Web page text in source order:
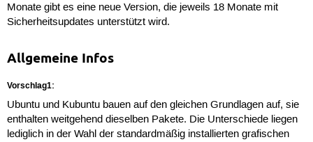
Monate gibt es eine neue Version, die jeweils 18 Monate mit
Sicherheitsupdates unterstützt wird.
Allgemeine Infos
Vorschlag1:
Ubuntu und Kubuntu bauen auf den gleichen Grundlagen auf, sie
enthalten weitgehend dieselben Pakete. Die Unterschiede liegen
lediglich in der Wahl der standardmäßig installierten grafischen